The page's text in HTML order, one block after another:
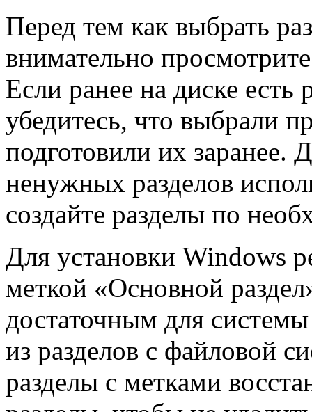
Перед тем как выбрать
внимательно
Если ранее на диске
убедитесь, что выбрали
подготовили их заранее.
ненужных разделов
создайте разделы по
Для установки Windows
меткой «Основной
достаточным для
из разделов с файловой
разделы с метками